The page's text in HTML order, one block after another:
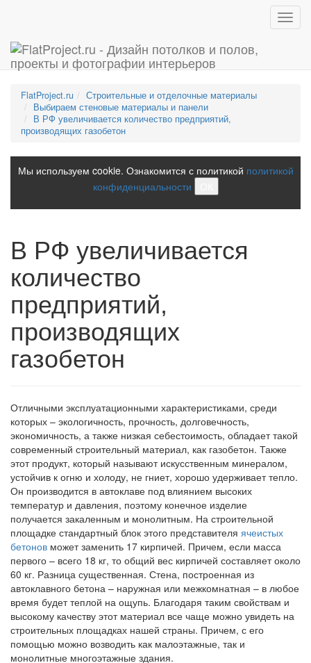
FlatProject.ru
Строительные и отделочные материалы
Выбираем стеновые материалы и панели
В РФ увеличивается количество предприятий,
производящих газобетон
Мы используем cookie. Ознакомится с политикой политикой
конфиденциальности
В РФ увеличивается
количество
предприятий,
производящих
газобетон
Отличными эксплуатационными характеристиками, среди
которых – экологичность, прочность, долговечность,
экономичность, а также низкая себестоимость, обладает такой
современный строительный материал, как газобетон. Также
этот продукт, который называют искусственным минералом,
устойчив к огню и холоду, не гниет, хорошо удерживает тепло.
Он производится в автоклаве под влиянием высоких
температур и давления, поэтому конечное изделие
получается закаленным и монолитным. На строительной
площадке стандартный блок этого представителя ячеистых
бетонов может заменить 17 кирпичей. Причем, если масса
первого – всего 18 кг, то общий вес кирпичей составляет около
60 кг. Разница существенная. Стена, построенная из
автоклавного бетона – наружная или межкомнатная – в любое
время будет теплой на ощупь. Благодаря таким свойствам и
высокому качеству этот материал все чаще можно увидеть на
строительных площадках нашей страны. Причем, с его
помощью можно возводить как малоэтажные, так и
монолитные многоэтажные здания.